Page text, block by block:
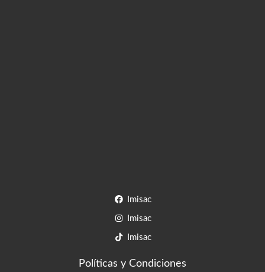
Imisac
Imisac
Imisac
Políticas y Condiciones